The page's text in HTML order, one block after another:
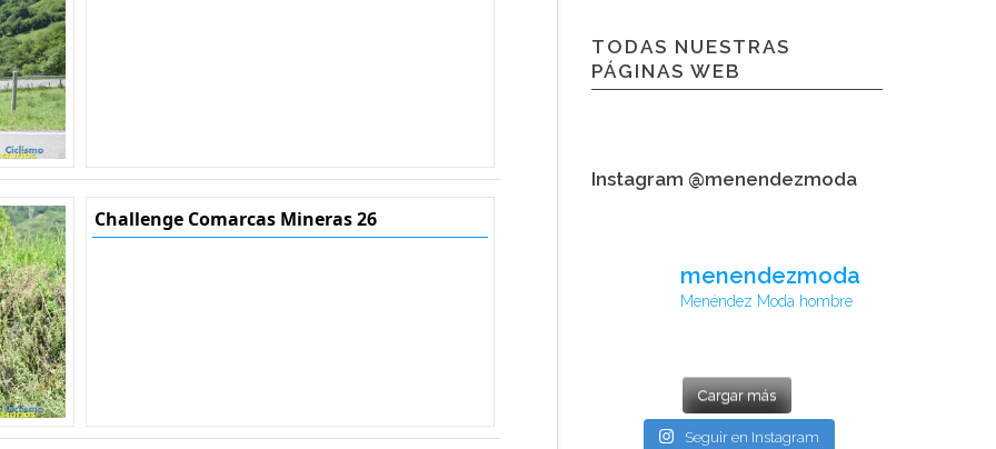
Challenge Comarcas Mineras 26
TODAS NUESTRAS
PÁGINAS WEB
Instagram @menendezmoda
menendezmoda
Menéndez Moda hombre
Cargar más
Seguir en Instagram